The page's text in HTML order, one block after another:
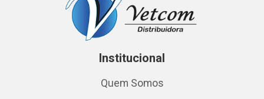
Institucional
Quem Somos